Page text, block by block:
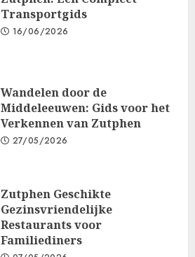
Transportgids
16/06/2026
Wandelen door de
Middeleeuwen: Gids voor het
Verkennen van Zutphen
27/05/2026
Zutphen Geschikte
Gezinsvriendelijke
Restaurants voor
Familiediners